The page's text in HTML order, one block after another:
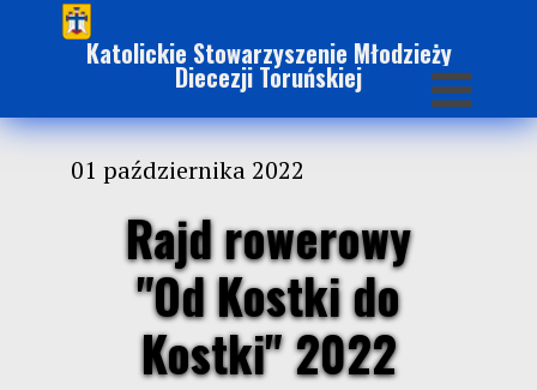
Katolickie Stowarzyszenie Młodzieży
Diecezji Toruńskiej
01 października 2022
Rajd rowerowy
"Od Kostki do
Kostki" 2022